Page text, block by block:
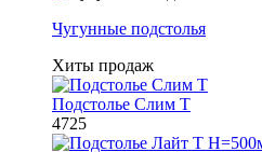
Чугунные подстолья
Хиты продаж
Подстолье Слим Т
4725